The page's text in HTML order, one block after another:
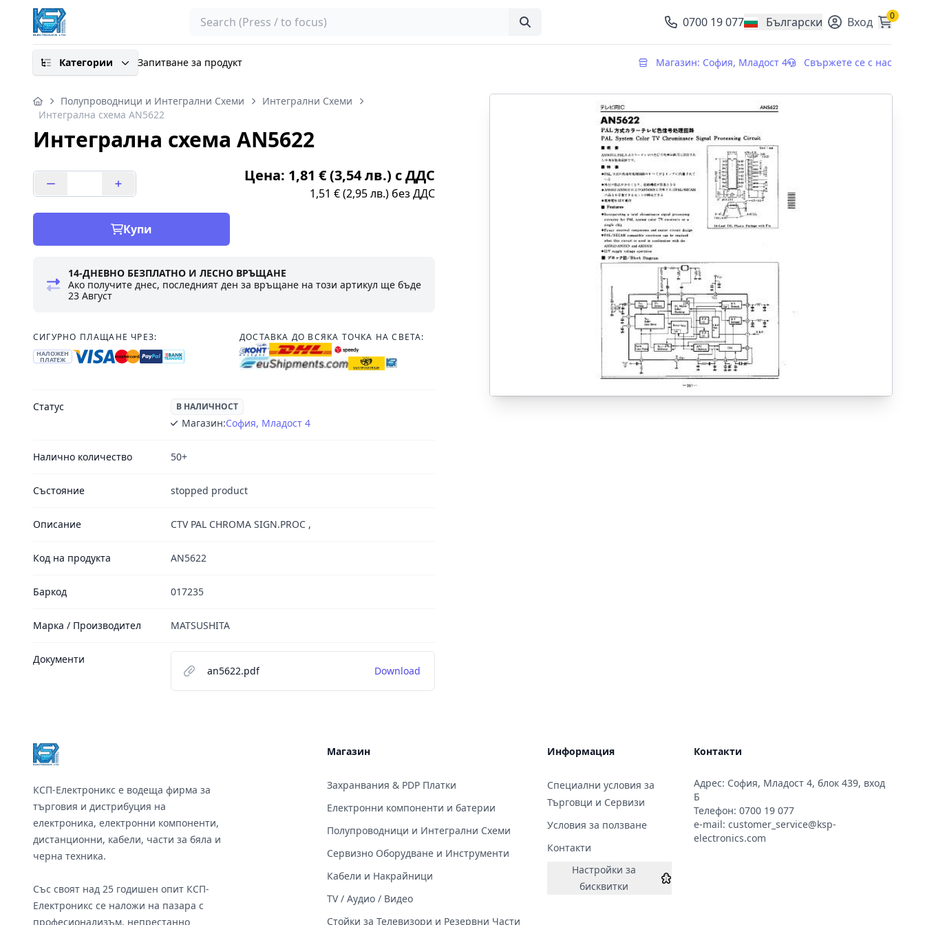
Search 0700 19 077 Български
, change currency Вход 0
Категории Запитване за продукт Магазин: София, Младост 4 Свържете се с нас
Полупроводници и Интегрални Схеми
Интегрални Схеми
Интегрална схема AN5622
Интегрална схема AN5622
Цена: 1,81 € (3,54 лв.) с ДДС
1,51 € (2,95 лв.) без ДДС
Купи
14-ДНЕВНО БЕЗПЛАТНО И ЛЕСНО ВРЪЩАНЕ
Ако получите днес, последният ден за връщане на този артикул ще бъде
23 Август
СИГУРНО ПЛАЩАНЕ ЧРЕЗ:
НАЛОЖЕН
ПЛАТЕЖ
ДОСТАВКА ДО ВСЯКА ТОЧКА НА СВЕТА:
Статус В НАЛИЧНОСТ
Магазин:София, Младост 4
Налично количество 50+
Състояние stopped product
Описание CTV PAL CHROMA SIGN.PROC ,
Код на продукта AN5622
Баркод 017235
Марка / Производител MATSUSHITA
Документи
an5622.pdf
Download
КСП-Електроникс е водеща фирма за
търговия и дистрибуция на
електроника, електронни компоненти,
дистанционни, кабели, части за бяла и
черна техника.
Със своят над 25 годишен опит КСП-
Електроникс се наложи на пазара с
професионализъм, непрестанно
Магазин
Захранвания & PDP Платки
Електронни компоненти и батерии
Полупроводници и Интегрални Схеми
Сервизно Оборудване и Инструменти
Кабели и Накрайници
TV / Аудио / Видео
Стойки за Телевизори и Резервни Части
Информация
Специални условия за
Търговци и Сервизи
Условия за ползване
Контакти
Настройки за
бисквитки
Контакти
Адрес: София, Младост 4, блок 439, вход
Б
Телефон: 0700 19 077
e-mail: customer_service@ksp-
electronics.com